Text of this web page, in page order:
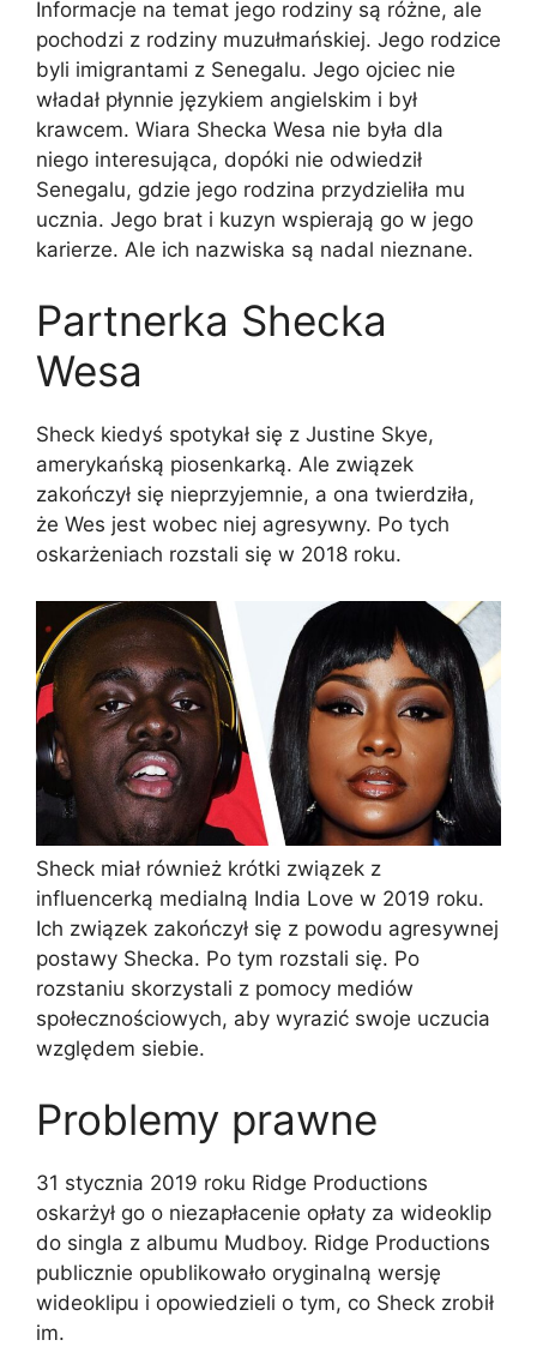
Informacje na temat jego rodziny są różne, ale
pochodzi z rodziny muzułmańskiej. Jego rodzice
byli imigrantami z Senegalu. Jego ojciec nie
władał płynnie językiem angielskim i był
krawcem. Wiara Shecka Wesa nie była dla
niego interesująca, dopóki nie odwiedził
Senegalu, gdzie jego rodzina przydzieliła mu
ucznia. Jego brat i kuzyn wspierają go w jego
karierze. Ale ich nazwiska są nadal nieznane.
Partnerka Shecka
Wesa
Sheck kiedyś spotykał się z Justine Skye,
amerykańską piosenkarką. Ale związek
zakończył się nieprzyjemnie, a ona twierdziła,
że Wes jest wobec niej agresywny. Po tych
oskarżeniach rozstali się w 2018 roku.
Sheck miał również krótki związek z
influencerką medialną India Love w 2019 roku.
Ich związek zakończył się z powodu agresywnej
postawy Shecka. Po tym rozstali się. Po
rozstaniu skorzystali z pomocy mediów
społecznościowych, aby wyrazić swoje uczucia
względem siebie.
Problemy prawne
31 stycznia 2019 roku Ridge Productions
oskarżył go o niezapłacenie opłaty za wideoklip
do singla z albumu Mudboy. Ridge Productions
publicznie opublikowało oryginalną wersję
wideoklipu i opowiedzieli o tym, co Sheck zrobił
im.